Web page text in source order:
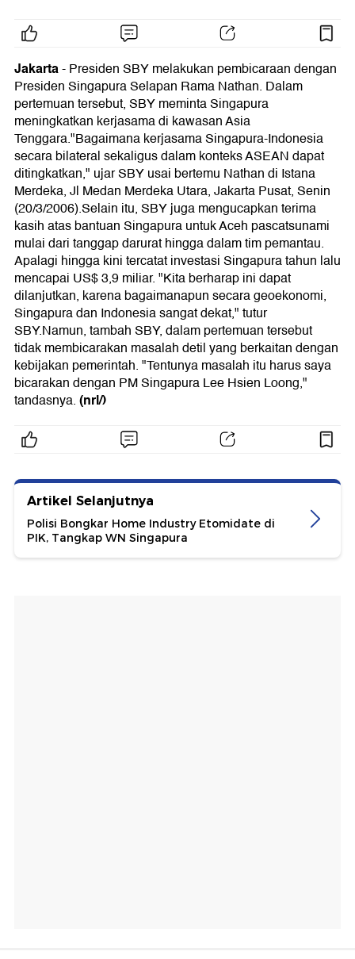
Jakarta-Presiden SBY melakukan pembicaraan dengan
Presiden Singapura Selapan Rama Nathan. Dalam
pertemuan tersebut, SBY meminta Singapura
meningkatkan kerjasama di kawasan Asia
Tenggara."Bagaimana kerjasama Singapura-Indonesia
secara bilateral sekaligus dalam konteks ASEAN dapat
ditingkatkan," ujar SBY usai bertemu Nathan di Istana
Merdeka, Jl Medan Merdeka Utara, Jakarta Pusat, Senin
(20/3/2006).Selain itu, SBY juga mengucapkan terima
kasih atas bantuan Singapura untuk Aceh pascatsunami
mulai dari tanggap darurat hingga dalam tim pemantau.
Apalagi hingga kini tercatat investasi Singapura tahun lalu
mencapai US$ 3,9 miliar. "Kita berharap ini dapat
dilanjutkan, karena bagaimanapun secara geoekonomi,
Singapura dan Indonesia sangat dekat," tutur
SBY.Namun, tambah SBY, dalam pertemuan tersebut
tidak membicarakan masalah detil yang berkaitan dengan
kebijakan pemerintah. "Tentunya masalah itu harus saya
bicarakan dengan PM Singapura Lee Hsien Loong,"
tandasnya.(nrl/)
Artikel Selanjutnya
Polisi Bongkar Home Industry Etomidate di
PIK, Tangkap WN Singapura